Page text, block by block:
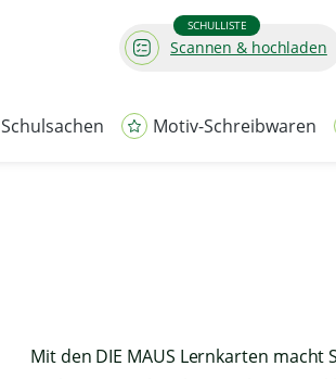
SCHULLISTE
Scannen & hochladen
Schulsachen Motiv-Schreibwaren
Mit den DIE MAUS Lernkarten